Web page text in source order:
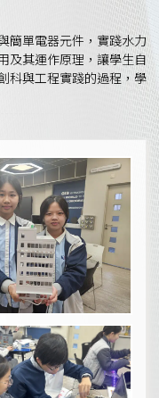
簡單電器元件，實踐水力
及其運作原理，讓學生自
科與工程實踐的過程，學